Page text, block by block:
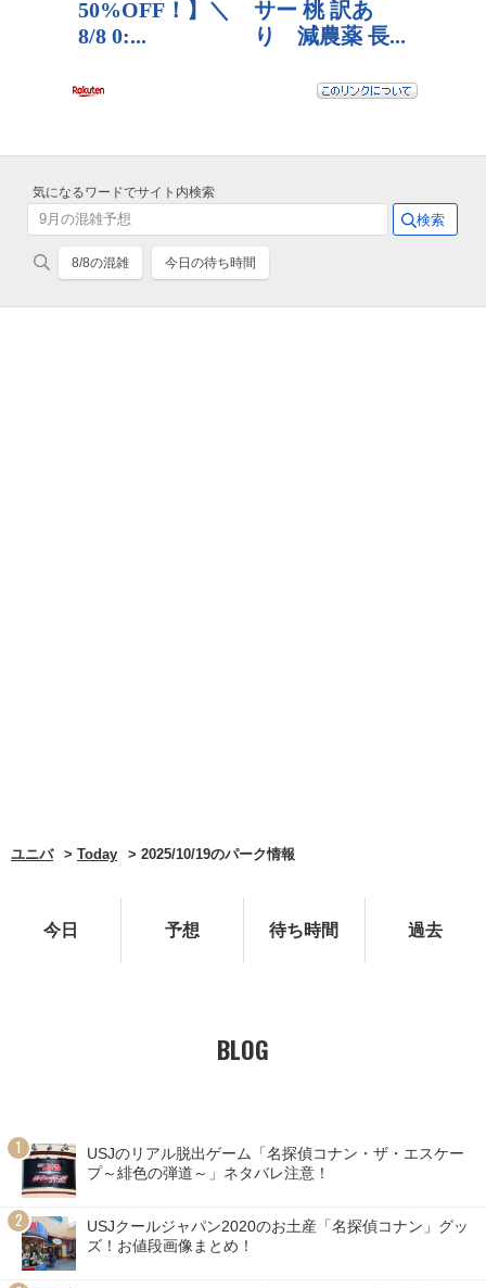
気になるワードでサイト内検索
8/8の混雑 今日の待ち時間
ユニバ Today 2025/10/19のパーク情報
今日 予想 待ち時間 過去
BLOG
USJのリアル脱出ゲーム「名探偵コナン・ザ・エスケー
プ～緋色の弾道～」ネタバレ注意！
USJクールジャパン2020のお土産「名探偵コナン」グッ
ズ！お値段画像まとめ！